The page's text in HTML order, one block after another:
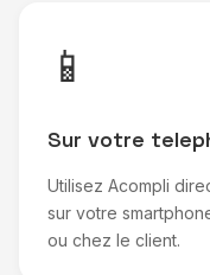
📱
Sur votre
Utilisez Acompli
sur votre
ou chez le client.